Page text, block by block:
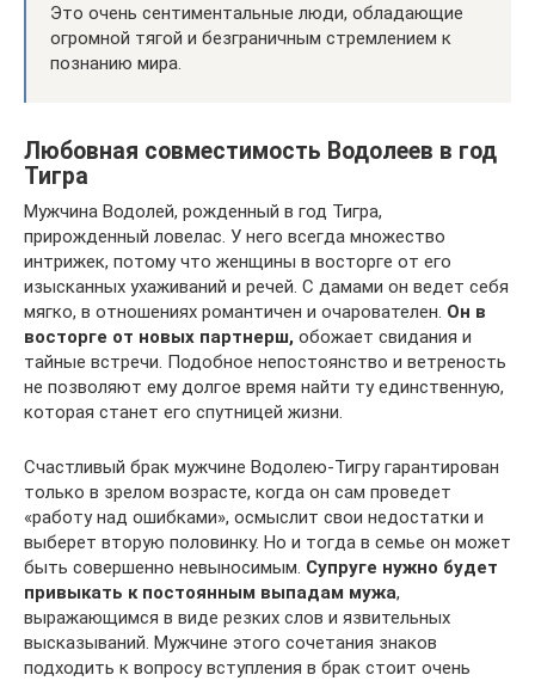
Это очень сентиментальные люди, обладающие
огромной тягой и безграничным стремлением к
познанию мира.
Любовная совместимость Водолеев в год
Тигра
Мужчина Водолей, рожденный в год Тигра,
прирожденный ловелас. У него всегда множество
интрижек, потому что женщины в восторге от его
изысканных ухаживаний и речей. С дамами он ведет себя
мягко, в отношениях романтичен и очарователен. Он в
восторге от новых партнерш, обожает свидания и
тайные встречи. Подобное непостоянство и ветреность
не позволяют ему долгое время найти ту единственную,
которая станет его спутницей жизни.
Счастливый брак мужчине Водолею-Тигру гарантирован
только в зрелом возрасте, когда он сам проведет
«работу над ошибками», осмыслит свои недостатки и
выберет вторую половинку. Но и тогда в семье он может
быть совершенно невыносимым. Супруге нужно будет
привыкать к постоянным выпадам мужа,
выражающимся в виде резких слов и язвительных
высказываний. Мужчине этого сочетания знаков
подходить к вопросу вступления в брак стоит очень